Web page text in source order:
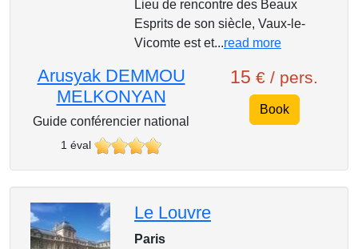
Lieu de rencontre des Beaux
Esprits de son siècle, Vaux-le-
Vicomte est et...read more
Arusyak DEMMOU
MELKONYAN
Guide conférencier national
1 éval
15 € / pers.
Book
Le Louvre
Paris